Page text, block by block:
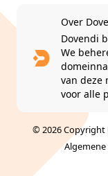
Over
Dovendi
We
van deze
voor alle
© 2026